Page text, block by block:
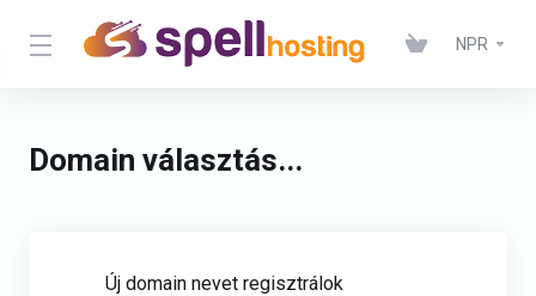
NPR
Domain választás...
Új domain nevet regisztrálok